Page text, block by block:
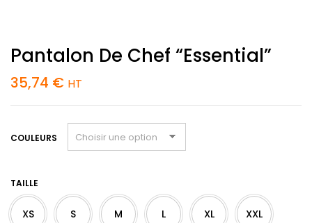
Pantalon De Chef “Essential”
35,74 € HT
COULEURS
TAILLE
XS S M L XL XXL